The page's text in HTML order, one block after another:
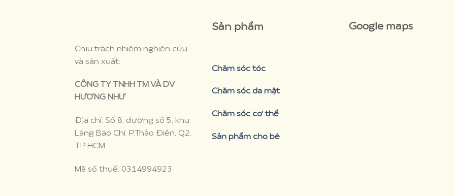
Chịu trách nhiệm nghiên cứu
và sản xuất:
CÔNG TY TNHH TM VÀ DV
HƯƠNG NHƯ
Địa chỉ: Số 8, đường số 5, khu
Làng Báo Chí, P.Thảo Điền, Q2,
TP HCM
Mã số thuế: 0314994923
Sản phẩm
Chăm sóc tóc
Chăm sóc da mặt
Chăm sóc cơ thể
Sản phẩm cho bé
Google maps